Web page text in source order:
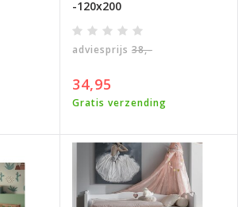
-120x200
adviesprijs 38,-
34,95
Gratis verzending